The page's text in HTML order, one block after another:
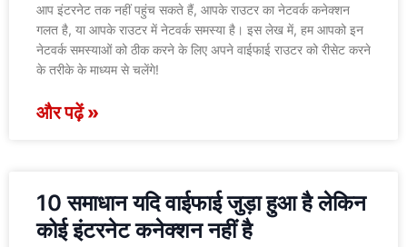
आप इंटरनेट तक नहीं पहुंच सकते हैं, आपके राउटर का नेटवर्क कनेक्शन
गलत है, या आपके राउटर में नेटवर्क समस्या है। इस लेख में, हम आपको इन
नेटवर्क समस्याओं को ठीक करने के लिए अपने वाईफाई राउटर को रीसेट करने
के तरीके के माध्यम से चलेंगे!
और पढ़ें »
10 समाधान यदि वाईफाई जुड़ा हुआ है लेकिन
कोई इंटरनेट कनेक्शन नहीं है